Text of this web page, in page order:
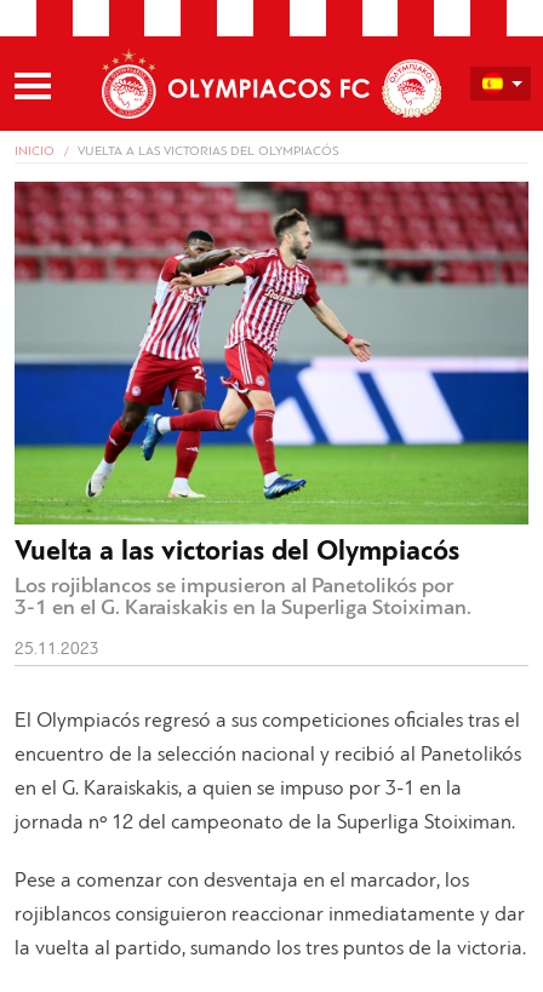
INICIO VUELTA A LAS VICTORIAS DEL OLYMPIACÓS
Vuelta a las victorias del Olympiacós
Los rojiblancos se impusieron al Panetolikós por
3-1 en el G. Karaiskakis en la Superliga Stoiximan.
25.11.2023
El Olympiacós regresó a sus competiciones oficiales tras el
encuentro de la selección nacional y recibió al Panetolikós
en el G. Karaiskakis, a quien se impuso por 3-1 en la
jornada nº 12 del campeonato de la Superliga Stoiximan.
Pese a comenzar con desventaja en el marcador, los
rojiblancos consiguieron reaccionar inmediatamente y dar
la vuelta al partido, sumando los tres puntos de la victoria.